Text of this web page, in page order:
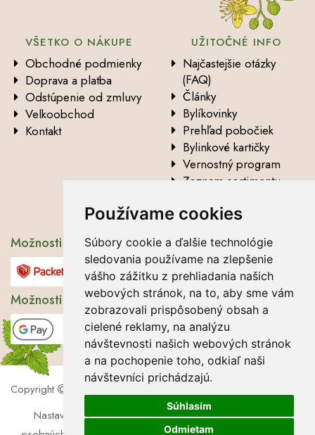
Používame cookies
Súbory cookie a ďalšie technológie
sledovania používame na zlepšenie
vášho zážitku z prehliadania našich
webových stránok, na to, aby sme vám
zobrazovali prispôsobený obsah a
cielené reklamy, na analýzu
návštevnosti našich webových stránok
a na pochopenie toho, odkiaľ naši
návštevníci prichádzajú.
Súhlasím
Odmietam
VŠETKO O NÁKUPE
Obchodné podmienky
Doprava a platba
Odstúpenie od zmluvy
Velkoobchod
Kontakt
UŽITOČNÉ INFO
Najčastejšie otázky
(FAQ)
Články
Bylíkovinky
Prehľad pobočiek
Bylinkové kartičky
Vernostný program
Zoznam sortimentu
údajov
Možnosti dopravy
Možnosti platby
Copyright
2026 Lbros s.r.o.
Nastavenie cookies|Súbory cookie|Zásady ochrany